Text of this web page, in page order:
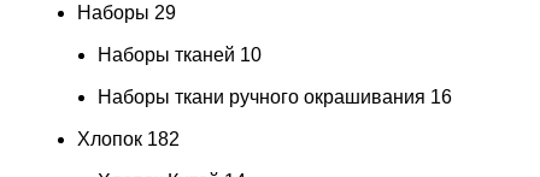
Наборы 29
Наборы тканей 10
Наборы ткани ручного окрашивания 16
Хлопок 182